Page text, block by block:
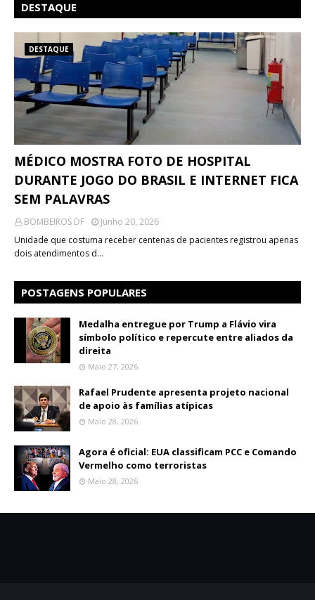
DESTAQUE
DESTAQUE
MÉDICO MOSTRA FOTO DE HOSPITAL
DURANTE JOGO DO BRASIL E INTERNET FICA
SEM PALAVRAS
BOMBEIROS DF
Junho 20, 2026
Unidade que costuma receber centenas de pacientes registrou apenas
dois atendimentos d…
POSTAGENS POPULARES
Medalha entregue por Trump a Flávio vira
símbolo político e repercute entre aliados da
direita
Maio 27, 2026
Rafael Prudente apresenta projeto nacional
de apoio às famílias atípicas
Maio 28, 2026
Agora é oficial: EUA classificam PCC e Comando
Vermelho como terroristas
Maio 28, 2026